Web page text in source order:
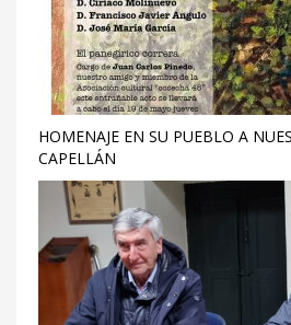
HOMENAJE EN SU PUEBLO A
CAPELLÁN